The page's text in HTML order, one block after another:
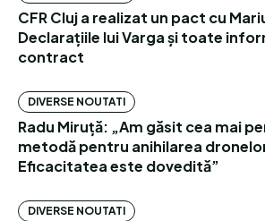
CFR Cluj a realizat un pact cu
Declarațiile lui Varga și toate
contract
DIVERSE NOUTATI
Radu Miruță: „Am găsit cea mai
metodă pentru anihilarea
Eficacitatea este dovedită”
DIVERSE NOUTATI